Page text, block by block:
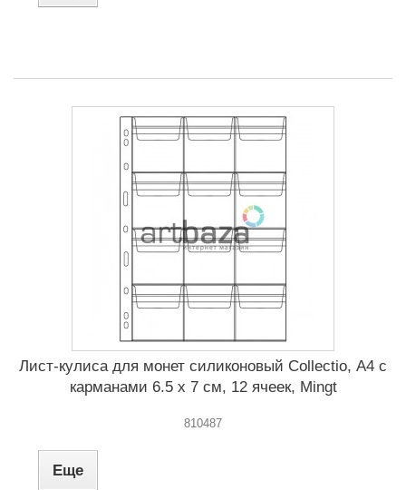
Лист-кулиса для монет силиконовый Сollectio, А4 с
карманами 6.5 x 7 см, 12 ячеек, Mingt
810487
Еще